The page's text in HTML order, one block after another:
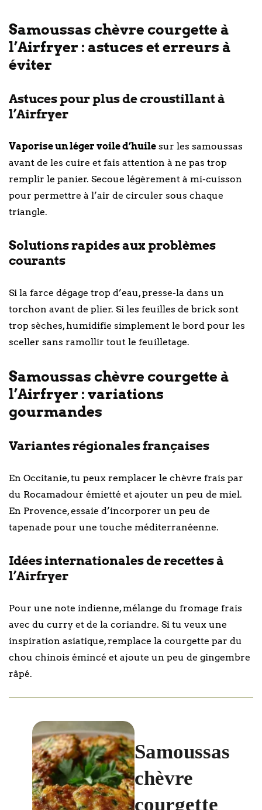
Samoussas chèvre courgette à
l’Airfryer : astuces et erreurs à
éviter
Astuces pour plus de croustillant à
l’Airfryer
Vaporise un léger voile d’huile sur les samoussas
avant de les cuire et fais attention à ne pas trop
remplir le panier. Secoue légèrement à mi-cuisson
pour permettre à l’air de circuler sous chaque
triangle.
Solutions rapides aux problèmes
courants
Si la farce dégage trop d’eau, presse-la dans un
torchon avant de plier. Si les feuilles de brick sont
trop sèches, humidifie simplement le bord pour les
sceller sans ramollir tout le feuilletage.
Samoussas chèvre courgette à
l’Airfryer : variations
gourmandes
Variantes régionales françaises
En Occitanie, tu peux remplacer le chèvre frais par
du Rocamadour émietté et ajouter un peu de miel.
En Provence, essaie d’incorporer un peu de
tapenade pour une touche méditerranéenne.
Idées internationales de recettes à
l’Airfryer
Pour une note indienne, mélange du fromage frais
avec du curry et de la coriandre. Si tu veux une
inspiration asiatique, remplace la courgette par du
chou chinois émincé et ajoute un peu de gingembre
râpé.
Samoussas
chèvre
courgette